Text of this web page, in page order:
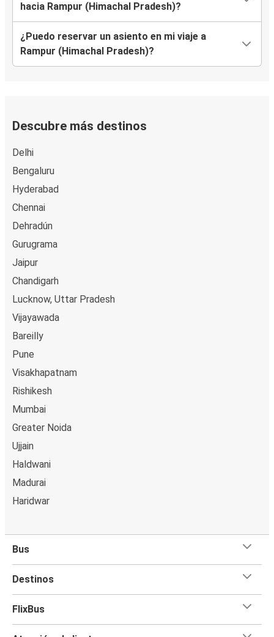
hacia Rampur (Himachal Pradesh)?
¿Puedo reservar un asiento en mi viaje a
Rampur (Himachal Pradesh)?
Descubre más destinos
Delhi
Bengaluru
Hyderabad
Chennai
Dehradún
Gurugrama
Jaipur
Chandigarh
Lucknow, Uttar Pradesh
Vijayawada
Bareilly
Pune
Visakhapatnam
Rishikesh
Mumbai
Greater Noida
Ujjain
Haldwani
Madurai
Haridwar
Bus
Destinos
FlixBus